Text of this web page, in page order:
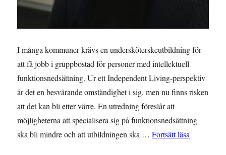
I många kommuner krävs en undersköterskeutbildning för
att få jobb i gruppbostad för personer med intellektuell
funktionsnedsättning. Ur ett Independent Living-perspektiv
är det en besvärande omständighet i sig, men nu finns risken
att det kan bli etter värre. En utredning föreslår att
möjligheterna att specialisera sig på funktionsnedsättning
ska bli mindre och att utbildningen ska …Fortsätt läsa